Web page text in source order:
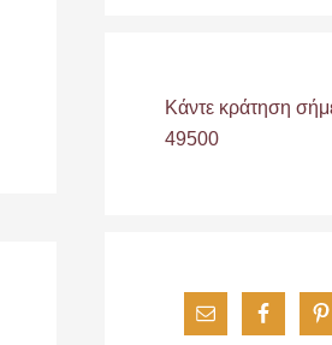
Κάντε κράτηση
49500